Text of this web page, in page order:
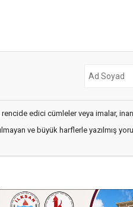
edici cümleler veya imalar,
ve büyük harflerle yazılmış